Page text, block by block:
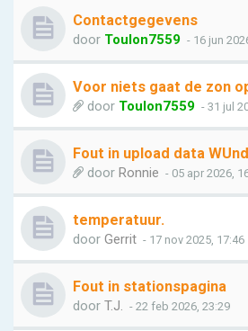
Contactgegevens
door Toulon7559 - 16 jun
Voor niets gaat de zon
door Toulon7559 - 31 jul
Fout in upload data
door Ronnie - 05 apr 2026,
temperatuur.
door Gerrit - 17 nov 2025, 17:46
Fout in stationspagina
door T.J. - 22 feb 2026, 23:29